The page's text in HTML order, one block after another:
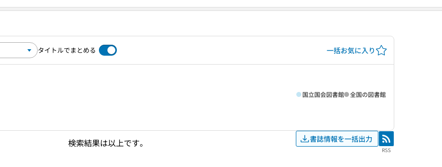
タイトルでまとめる 一括お気に入り
国立国会図書館 全国の図書館
検索結果は以上です。 書誌情報を一括出力 RSS
RSS